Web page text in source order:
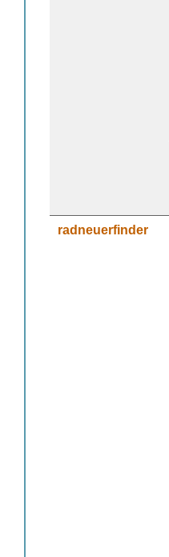
radneuerfinder